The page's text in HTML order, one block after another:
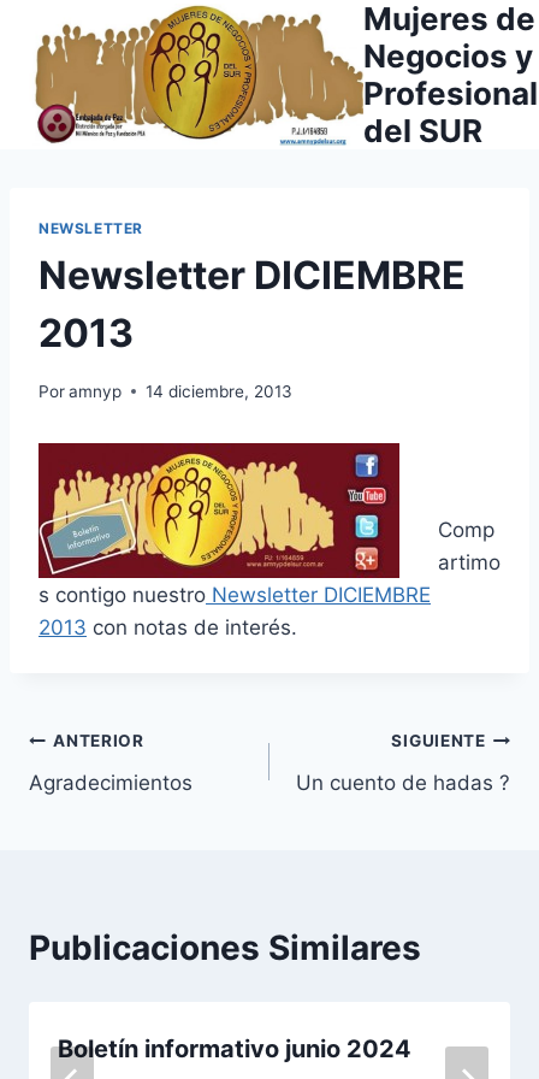
contenido
Mujeres de
Negocios y
del SUR
NEWSLETTER
Newsletter DICIEMBRE
2013
Poramnyp 14 diciembre, 2013
Comp
artimo
s contigo nuestro Newsletter DICIEMBRE
2013 con notas de interés.
Navegación
de
ANTERIOR
Agradecimientos
SIGUIENTE
Un cuento de hadas ?
Publicaciones Similares
Boletín informativo junio 2024